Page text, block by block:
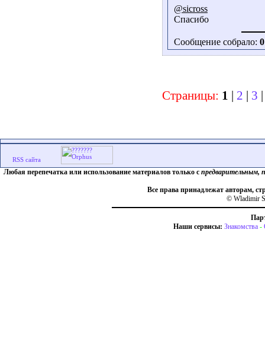
@sicross
Спасибо
Сообщение собрало: 0
Страницы: 1 2 3
Любая перепечатка или использование материалов только с предварительным,
Все права принадлежат авторам,
© Wladimir
Наши сервисы: Знакомства -